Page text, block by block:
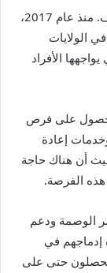
وكانت هناك جهود وطنية نسبية لتحقيق هذا الهدف. منذ عام 2017،
الولايات
الأفراد
على فرص
إعادة
أن هناك حاجة
هذه الفرصة.
الوصمة ودعم
إدماجهم في
يحصلون حتى على